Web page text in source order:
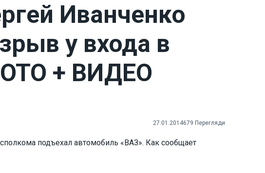
Иванченко
у входа в
+ ВИДЕО
27.01.2014679 Перегляди
подъехал автомобиль «ВАЗ». Как сообщает